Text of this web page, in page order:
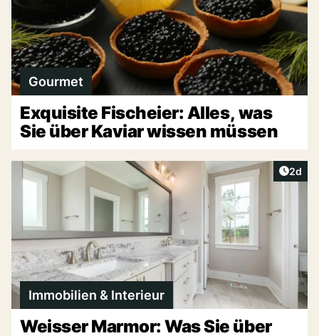
Gourmet
Exquisite Fischeier: Alles, was
Sie über Kaviar wissen müssen
2d
Immobilien & Interieur
Weisser Marmor: Was Sie über